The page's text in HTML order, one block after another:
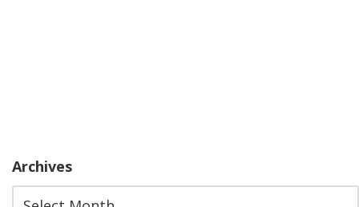
Archives